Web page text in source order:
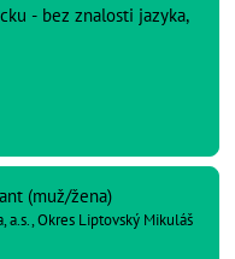
- bez znalosti jazyka,
Prevádzkový elektrikár - II. manipulant (muž/žena)
a.s., Okres Liptovský Mikuláš